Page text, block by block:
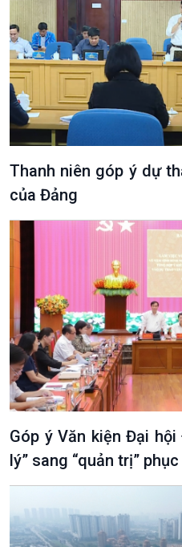
Văn hoá & Du lịch
Tin Văn hoá & Du lịch
Chát với người nổi tiếng
Câu chuyện Thể thao
Thanh niên góp ý dự
của Đảng
Góp ý Văn kiện Đại hội
lý” sang “quản trị”